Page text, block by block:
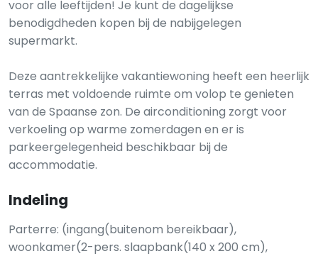
voor alle leeftijden! Je kunt de dagelijkse
benodigdheden kopen bij de nabijgelegen
supermarkt.
Deze aantrekkelijke vakantiewoning heeft een heerlijk
terras met voldoende ruimte om volop te genieten
van de Spaanse zon. De airconditioning zorgt voor
verkoeling op warme zomerdagen en er is
parkeergelegenheid beschikbaar bij de
accommodatie.
Indeling
Parterre: (ingang(buitenom bereikbaar),
woonkamer(2-pers. slaapbank(140 x 200 cm),